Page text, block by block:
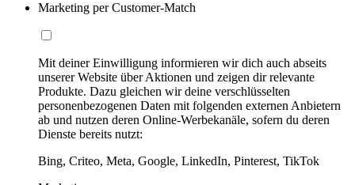
Marketing per Customer-Match
Mit deiner Einwilligung informieren wir dich auch abseits
unserer Website über Aktionen und zeigen dir relevante
Produkte. Dazu gleichen wir deine verschlüsselten
personenbezogenen Daten mit folgenden externen Anbietern
ab und nutzen deren Online-Werbekanäle, sofern du deren
Dienste bereits nutzt:
Bing, Criteo, Meta, Google, LinkedIn, Pinterest, TikTok